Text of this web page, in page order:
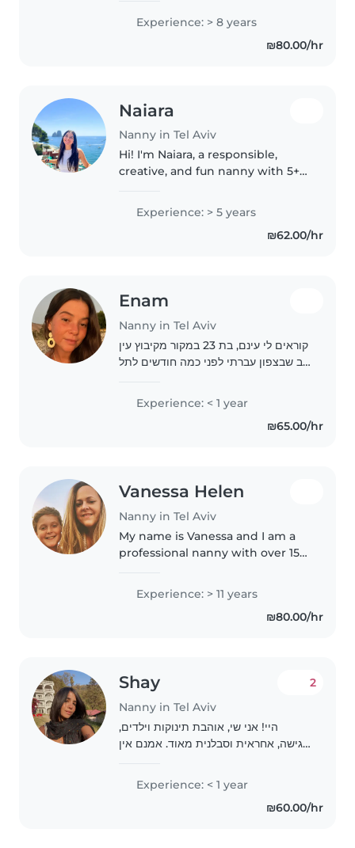
Experience: > 8 years
₪80.00/hr
Naiara
Nanny in Tel Aviv
Hi! I'm Naiara, a responsible,
creative, and fun nanny with 5+
babies and children of all ages. I
love creating a safe, happy, and
Experience: > 5 years
₪62.00/hr
Enam
Nanny in Tel Aviv
קוראים לי עינם, בת 23 במקור מקיבוץ עין
גב שבצפון עברתי לפני כמה חודשים לתל
חמה להיכנס אליה להיות מטפלת במשרה
מלאה ראשון - חמישי, בעלת ניסיון עם
Experience: < 1 year
₪65.00/hr
Vanessa Helen
Nanny in Tel Aviv
My name is Vanessa and I am a
professional nanny with over 15
children from newborn through
school age. I specialize in infant
and toddler care, structured..
Experience: > 11 years
₪80.00/hr
Shay
Nanny in Tel Aviv
2
היי! אני שי, אוהבת תינוקות וילדים,
רגישה, אחראית וסבלנית מאוד. אמנם אין
בילדים ותינוקות של משפחה וחברים, ואני
עושה את זה באהבה גדולה, עם לב
Experience: < 1 year
₪60.00/hr